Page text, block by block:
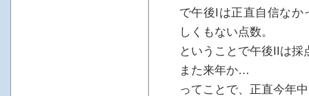
で午後Iは正直自信なか
しくもない点数。
ということで午後IIは
また来年か…
ってことで、正直今年